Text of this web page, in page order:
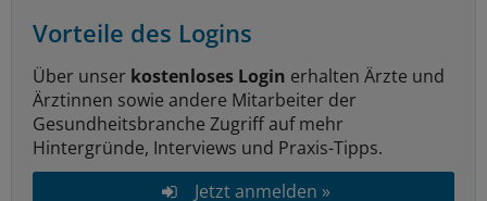
Vorteile des Logins
Über unser kostenloses Login erhalten Ärzte und
Ärztinnen sowie andere Mitarbeiter der
Gesundheitsbranche Zugriff auf mehr
Hintergründe, Interviews und Praxis-Tipps.
Jetzt anmelden »